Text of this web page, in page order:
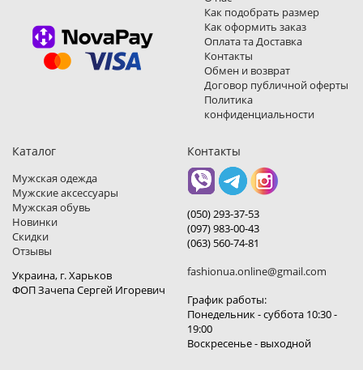
Как подобрать размер
Как оформить заказ
Оплата та Доставка
Контакты
Обмен и возврат
Договор публичной оферты
Политика
конфиденциальности
Каталог
Мужская одежда
Мужские аксессуары
Мужская обувь
Новинки
Скидки
Отзывы
Украина, г. Харьков
ФОП Зачепа Сергей Игоревич
Контакты
(050) 293-37-53
(097) 983-00-43
(063) 560-74-81
fashionua.online@gmail.com
График работы:
Понедельник - суббота 10:30 -
19:00
Воскресенье - выходной